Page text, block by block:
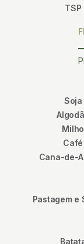
TSP
Soja
Milho
Café
Cana-de-
Pastagem e